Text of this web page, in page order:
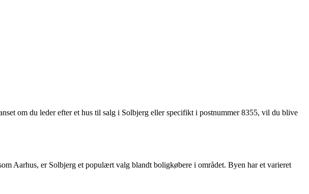
om du leder efter et hus til salg i Solbjerg eller specifikt i postnummer 8355, vil du blive
Aarhus, er Solbjerg et populært valg blandt boligkøbere i området. Byen har et varieret